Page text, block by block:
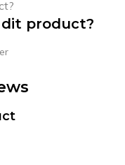
product?